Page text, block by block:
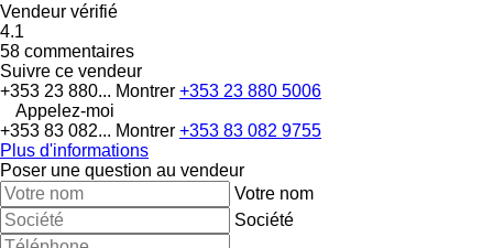
Vendeur vérifié
4.1
58 commentaires
Suivre ce vendeur
+353 23 880... Montrer +353 23 880 5006
Appelez-moi
+353 83 082... Montrer +353 83 082 9755
Plus d'informations
Poser une question au vendeur
Votre nom
Société